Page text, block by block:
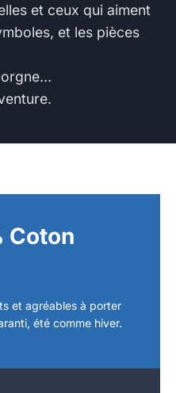
et ceux qui aiment
et les pièces
Coton
et agréables à porter
été comme hiver.